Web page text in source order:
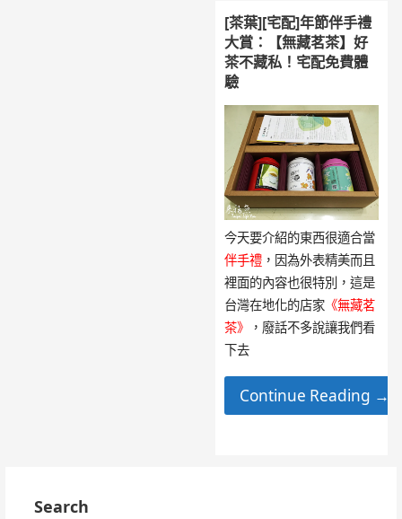
[茶葉][宅配]年節伴手禮
大賞：【無藏茗茶】好
茶不藏私！宅配免費體
驗
今天要介紹的東西很適合當
伴手禮 ，因為外表精美而且
裡面的內容也很特別，這是
台灣在地化的店家 《無藏茗
茶》
，廢話不多說讓我們看
下去
Continue Reading →
Search